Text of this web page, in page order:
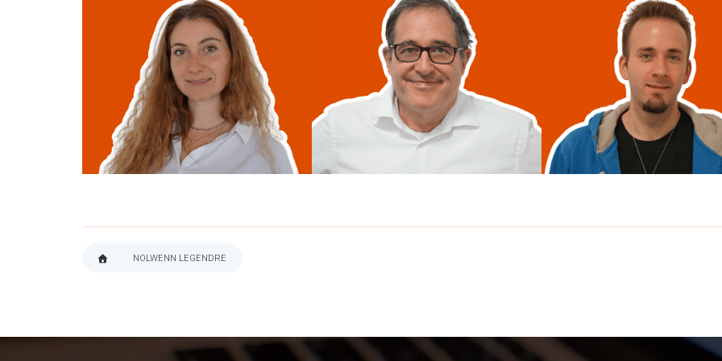
Maria Poinsart
linkedin
Christopher Potter
Christopher Potter a créé le 1er site
Internet boursier en France en 1996, puis…
linkedin
Jérôme Leman-Garin
Jérôme est passionné par le
développement logiciel et a
trouvé sa…
linkedin
NOLWENN LEGENDRE